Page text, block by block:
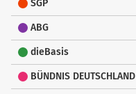
SGP
ABG
dieBasis
BÜNDNIS DEUTSCHLAND